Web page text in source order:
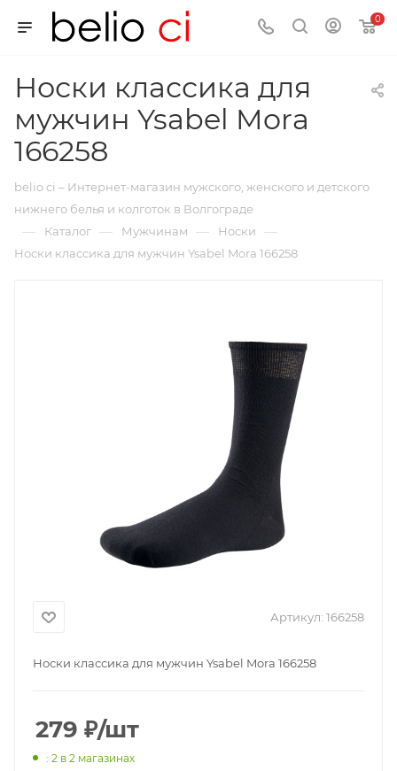
0
Носки классика для
мужчин Ysabel Mora
166258
belio ci – Интернет-магазин мужского, женского и детского
нижнего белья и колготок в Волгограде
— Каталог — Мужчинам — Носки —
Носки классика для мужчин Ysabel Mora 166258
Артикул: 166258
Носки классика для мужчин Ysabel Mora 166258
279 ₽/шт
: 2 в 2 магазинах